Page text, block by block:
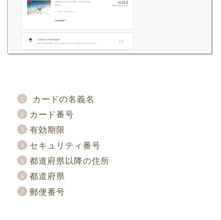
カードの名義名
カード番号
有効期限
セキュリティ番号
都道府県以降の住所
都道府県
郵便番号